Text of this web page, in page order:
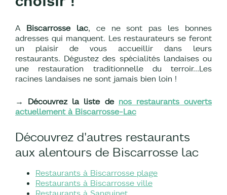
A Biscarrosse lac, ce ne sont pas les bonnes
adresses qui manquent. Les restaurateurs se feront
un plaisir de vous accueillir dans leurs
restaurants. Dégustez des spécialités landaises ou
une restauration traditionnelle du terroir...Les
racines landaises ne sont jamais bien loin !
→ Découvrez la liste de nos restaurants ouverts
actuellement à Biscarrosse-Lac
Découvrez d'autres restaurants
aux alentours de Biscarrosse lac
Restaurants à Biscarrosse plage
Restaurants à Biscarrosse ville